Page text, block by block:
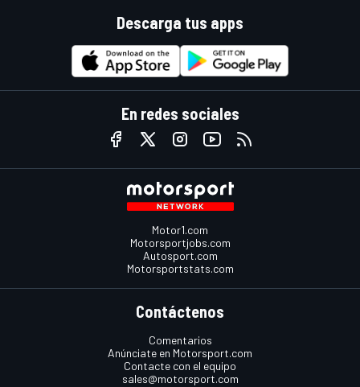
Descarga tus apps
En redes sociales
Motor1.com
Motorsportjobs.com
Autosport.com
Motorsportstats.com
Contáctenos
Comentarios
Anúnciate en Motorsport.com
Contacte con el equipo
sales@motorsport.com